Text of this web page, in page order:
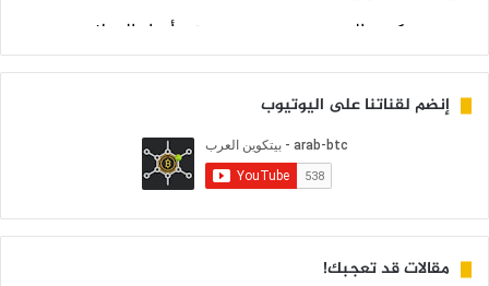
إنضم لقناتنا على اليوتيوب
مقالات قد تعجبك!